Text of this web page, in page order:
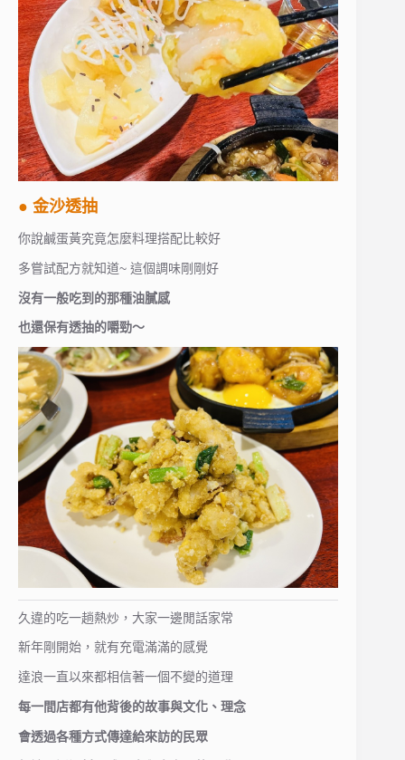
● 金沙透抽
你說鹹蛋黃究竟怎麼料理搭配比較好
多嘗試配方就知道~ 這個調味剛剛好
沒有一般吃到的那種油膩感
也還保有透抽的嚼勁～
久違的吃一趟熱炒，大家一邊閒話家常
新年剛開始，就有充電滿滿的感覺
達浪一直以來都相信著一個不變的道理
每一間店都有他背後的故事與文化、理念
會透過各種方式傳達給來訪的民眾